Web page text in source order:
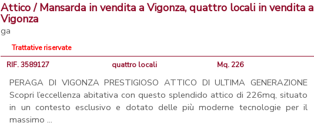
Attico / Mansarda in vendita a Vigonza, quattro locali in vendita a
Vigonza
ga
Trattative riservate
RIF. 3589127
quattro locali Mq. 226
PERAGA DI VIGONZA PRESTIGIOSO ATTICO DI ULTIMA GENERAZIONE
Scopri l’eccellenza abitativa con questo splendido attico di 226mq, situato
in un contesto esclusivo e dotato delle più moderne tecnologie per il
massimo ...